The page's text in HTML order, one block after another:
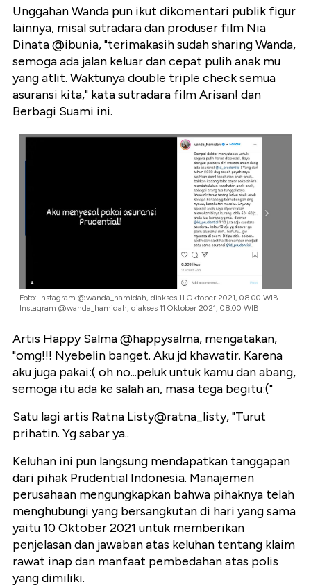
Unggahan Wanda pun ikut dikomentari publik figur
lainnya, misal sutradara dan produser film Nia
Dinata @ibunia, "terimakasih sudah sharing Wanda,
semoga ada jalan keluar dan cepat pulih anak mu
yang atlit. Waktunya double triple check semua
asuransi kita," kata sutradara film Arisan! dan
Berbagi Suami ini.
Foto: Instagram @wanda_hamidah, diakses 11 Oktober 2021, 08.00 WIB
Instagram @wanda_hamidah, diakses 11 Oktober 2021, 08.00 WIB
Artis Happy Salma @happysalma, mengatakan,
"omg!!! Nyebelin banget. Aku jd khawatir. Karena
aku juga pakai:( oh no...peluk untuk kamu dan abang,
semoga itu ada ke salah an, masa tega begitu:("
Satu lagi artis Ratna Listy@ratna_listy, "Turut
prihatin. Yg sabar ya..
Keluhan ini pun langsung mendapatkan tanggapan
dari pihak Prudential Indonesia. Manajemen
perusahaan mengungkapkan bahwa pihaknya telah
menghubungi yang bersangkutan di hari yang sama
yaitu 10 Oktober 2021 untuk memberikan
penjelasan dan jawaban atas keluhan tentang klaim
rawat inap dan manfaat pembedahan atas polis
yang dimiliki.